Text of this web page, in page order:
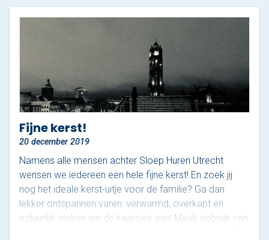
Varen & BBQ
Onze sloepen
Contact
Werken bij Sloep Huren Utrecht
Nu aanvragen
Fijne kerst!
20 december 2019
Namens alle mensen achter Sloep Huren Utrecht
wensen we iedereen een hele fijne kerst! En zoek jij
nog het ideale kerst-uitje voor de familie? Ga dan
lekker ontspannen varen: verwarmd, overkapt en
natuurlijk steken we de kaarsjes aan! Maak gebruik van